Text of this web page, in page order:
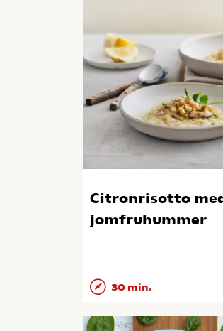
Citronrisotto
jomfruhummer
30 min.